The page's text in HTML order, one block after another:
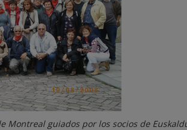
Montreal guiados por los socios de